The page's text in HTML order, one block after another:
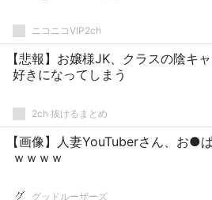
ニコニコVIP2ch
【悲報】お嬢様JK、クラスの陰キ
好きになってしまう
2ch 抜けるまとめ
【画像】人妻YouTuberさん、お●
ｗｗｗｗ
グッドルーザーズ